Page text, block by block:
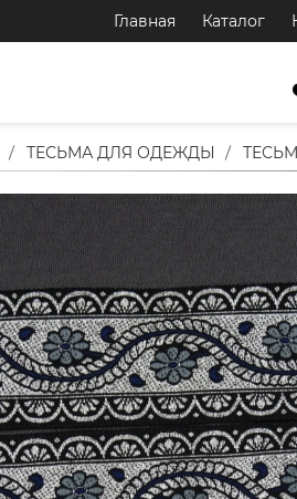
Главная Каталог
ТЕСЬМА ДЛЯ ОДЕЖДЫ